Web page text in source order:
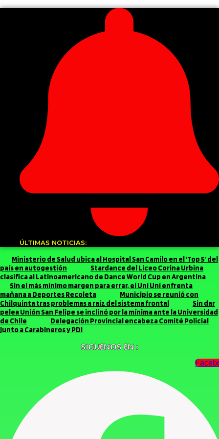
ÚLTIMAS NOTICIAS:
Ministerio de Salud ubica al Hospital San Camilo en el ‘Top 5’ del
país en autogestión
Stardance del Liceo Corina Urbina
clasifica al Latinoamericano de Dance World Cup en Argentina
Sin el más mínimo margen para errar, el Uní Uní enfrenta
mañana a Deportes Recoleta
Municipio se reunió con
Chilquinta tras problemas a raíz del sistema frontal
Sin dar
pelea Unión San Felipe se inclinó por la mínima ante la Universidad
de Chile
Delegación Provincial encabeza Comité Policial
junto a Carabineros y PDI
SIGUENOS EN :